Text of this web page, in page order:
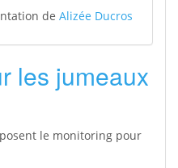
de Alizée Ducros
les jumeaux
le monitoring pour